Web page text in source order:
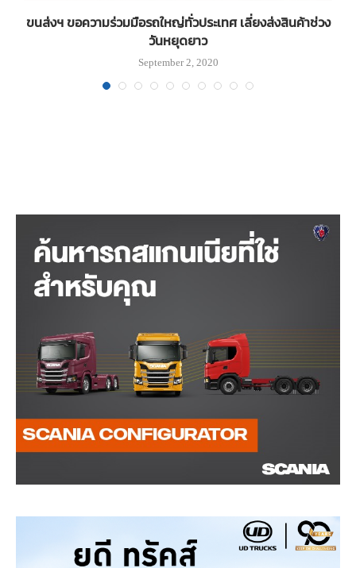
ขนส่งฯ ขอความร่วมมือรถใหญ่ทั่วประเทศ เลี่ยงส่งสินค้าช่วง
วันหยุดยาว
September 2, 2020